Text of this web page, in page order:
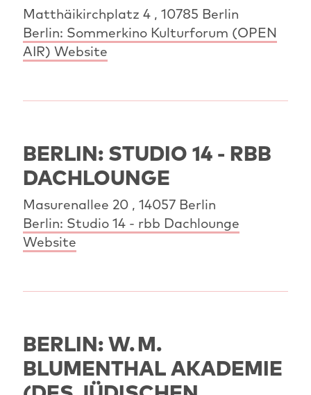
Matthäikirchplatz 4 , 10785 Berlin
Berlin: Sommerkino Kulturforum (OPEN
AIR) Website
BERLIN: STUDIO 14 - RBB
DACHLOUNGE
Masurenallee 20 , 14057 Berlin
Berlin: Studio 14 - rbb Dachlounge
Website
BERLIN: W. M.
BLUMENTHAL AKADEMIE